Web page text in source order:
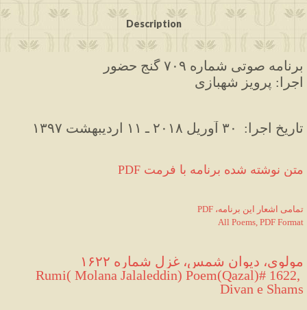
Description
برنامه صوتی شماره ۷۰۹ گنج حضور
اجرا: پرویز شهبازی
۱۳۹۷ تاریخ اجرا:  ۳۰ آوریل ۲۰۱۸ ـ ۱۱ اردیبهشت
PDF متن نوشته شده برنامه با فرمت
PDF ،تمامی اشعار این برنامه
All Poems, PDF Format
مولوی، دیوان شمس، غزل شماره ۱۶۲۲
Rumi( Molana Jalaleddin) Poem(Qazal)# 1622,
Divan e Shams